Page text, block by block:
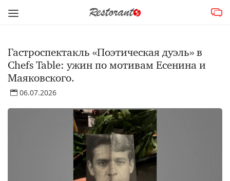
Гастроспектакль «Поэтическая дуэль» в
Chefs Table: ужин по мотивам Есенина и
Маяковского.
06.07.2026